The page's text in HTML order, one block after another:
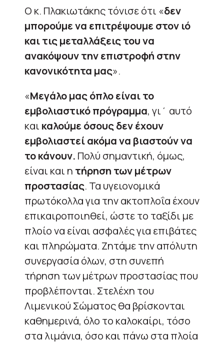
Ο κ. Πλακιωτάκης τόνισε ότι «δεν
μπορούμε να επιτρέψουμε στον ιό
και τις μεταλλάξεις του να
ανακόψουν την επιστροφή στην
κανονικότητα μας».
«Μεγάλο μας όπλο είναι το
εμβολιαστικό πρόγραμμα, γι΄ αυτό
και καλούμε όσους δεν έχουν
εμβολιαστεί ακόμα να βιαστούν να
το κάνουν. Πολύ σημαντική, όμως,
είναι και η τήρηση των μέτρων
προστασίας. Τα υγειονομικά
πρωτόκολλα για την ακτοπλοΐα έχουν
επικαιροποιηθεί, ώστε το ταξίδι με
πλοίο να είναι ασφαλές για επιβάτες
και πληρώματα. Ζητάμε την απόλυτη
συνεργασία όλων, στη συνεπή
τήρηση των μέτρων προστασίας που
προβλέπονται. Στελέχη του
Λιμενικού Σώματος θα βρίσκονται
καθημερινά, όλο το καλοκαίρι, τόσο
στα λιμάνια, όσο και πάνω στα πλοία